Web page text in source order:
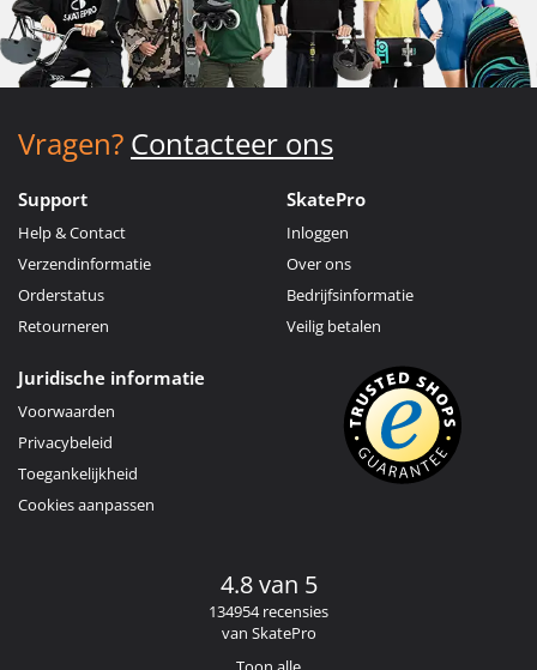
Vragen? Contacteer ons
Support
Help & Contact
Verzendinformatie
Orderstatus
Retourneren
SkatePro
Inloggen
Over ons
Bedrijfsinformatie
Veilig betalen
Juridische informatie
Voorwaarden
Privacybeleid
Toegankelijkheid
Cookies aanpassen
4.8 van 5
134954 recensies
van SkatePro